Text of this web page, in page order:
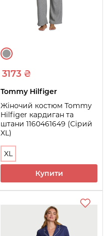
3173 ₴
Tommy Hilfiger
Жіночий костюм Tommy
Hilfiger кардиган та
штани 1160461649 (Сірий
XL)
XL
Купити